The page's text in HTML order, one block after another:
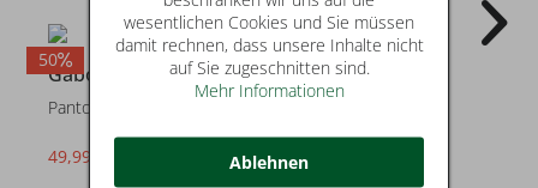
50
Gabor
Pantoletten
49,99 €
40
Gabor
59,99 €
wesentlichen Cookies und Sie müssen
damit rechnen, dass unsere Inhalte nicht
auf Sie zugeschnitten sind.
Mehr Informationen
Ablehnen